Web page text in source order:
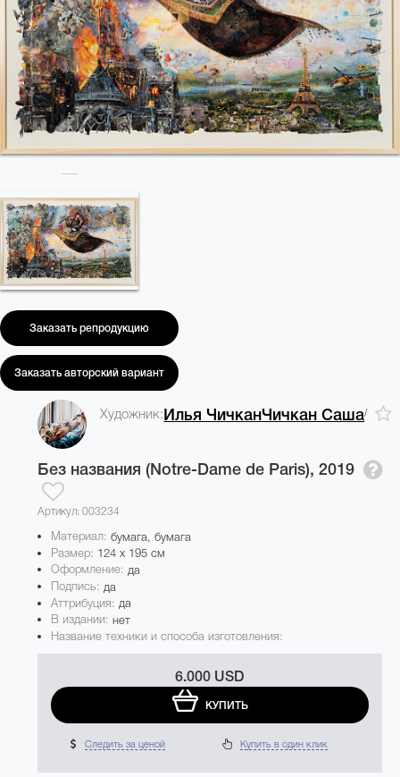
Заказать репродукцию
Заказать авторский вариант
Художник:Илья Чичкан /
Чичкан Саша
Без названия (Notre-Dame de Paris), 2019
Артикул: 003234
Материал: бумага, бумага
Размер: 124 x 195 см
Оформление: да
Подпись: да
Аттрибуция: да
В издании:нет
Название техники и способа изготовления:
6.000 USD
КУПИТЬ
Следить за ценой Купить в один клик